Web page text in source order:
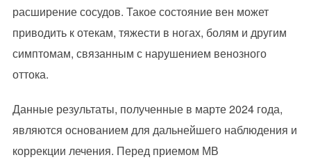
расширение сосудов. Такое состояние вен может
приводить к отекам, тяжести в ногах, болям и другим
симптомам, связанным с нарушением венозного
оттока.
Данные результаты, полученные в марте 2024 года,
являются основанием для дальнейшего наблюдения и
коррекции лечения. Перед приемом МВ